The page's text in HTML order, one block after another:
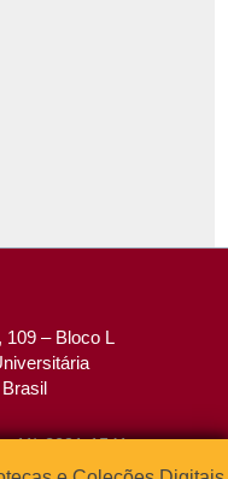
109 – Bloco L
3091-1541
1567